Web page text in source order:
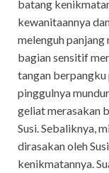
batang
kewanitaannya
melenguh
bagian sensitif
tangan berpangku
pinggulnya
geliat merasakan
Susi. Sebaliknya,
dirasakan oleh
kenikmatannya.